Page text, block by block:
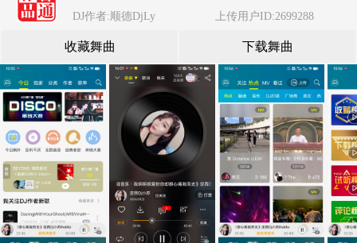
DJ作者:顺德DjLy
上传用户ID:2699288
收藏舞曲 下载舞曲